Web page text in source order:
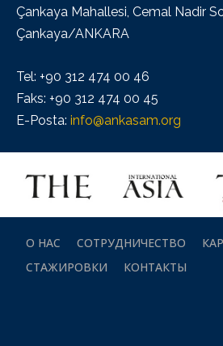
Çankaya Mahallesi, Cemal Nadir
Çankaya/ANKARA
Tel: +90 312 474 00 46
Faks: +90 312 474 00 45
E-Posta: info@ankasam.org
О НАС СОТРУДНИЧЕСТВО
СТАЖИРОВКИ
КОНТАКТЫ